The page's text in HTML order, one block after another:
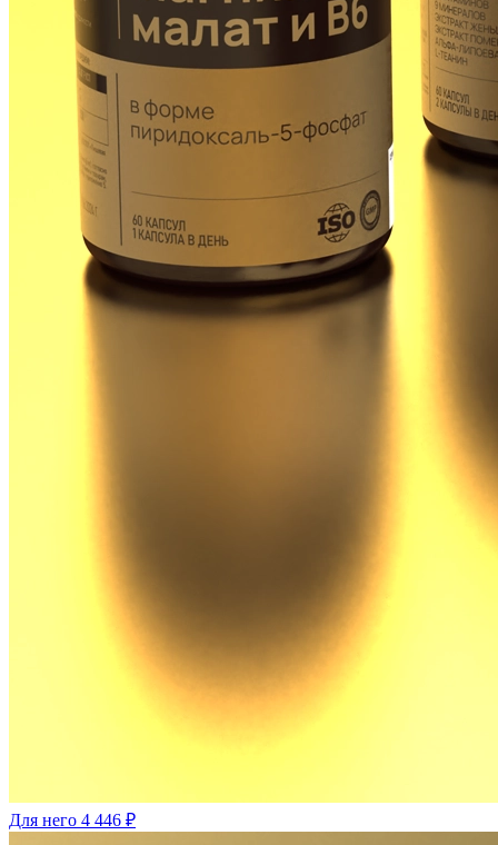
Для него 4 446 ₽